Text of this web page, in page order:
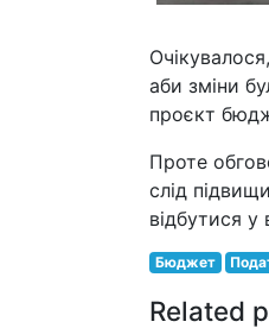
аби зміни
проєкт
Проте
слід
відбутися
Бюджет
Related